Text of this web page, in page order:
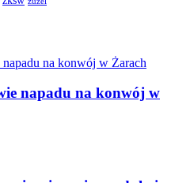
napadu na konwój w